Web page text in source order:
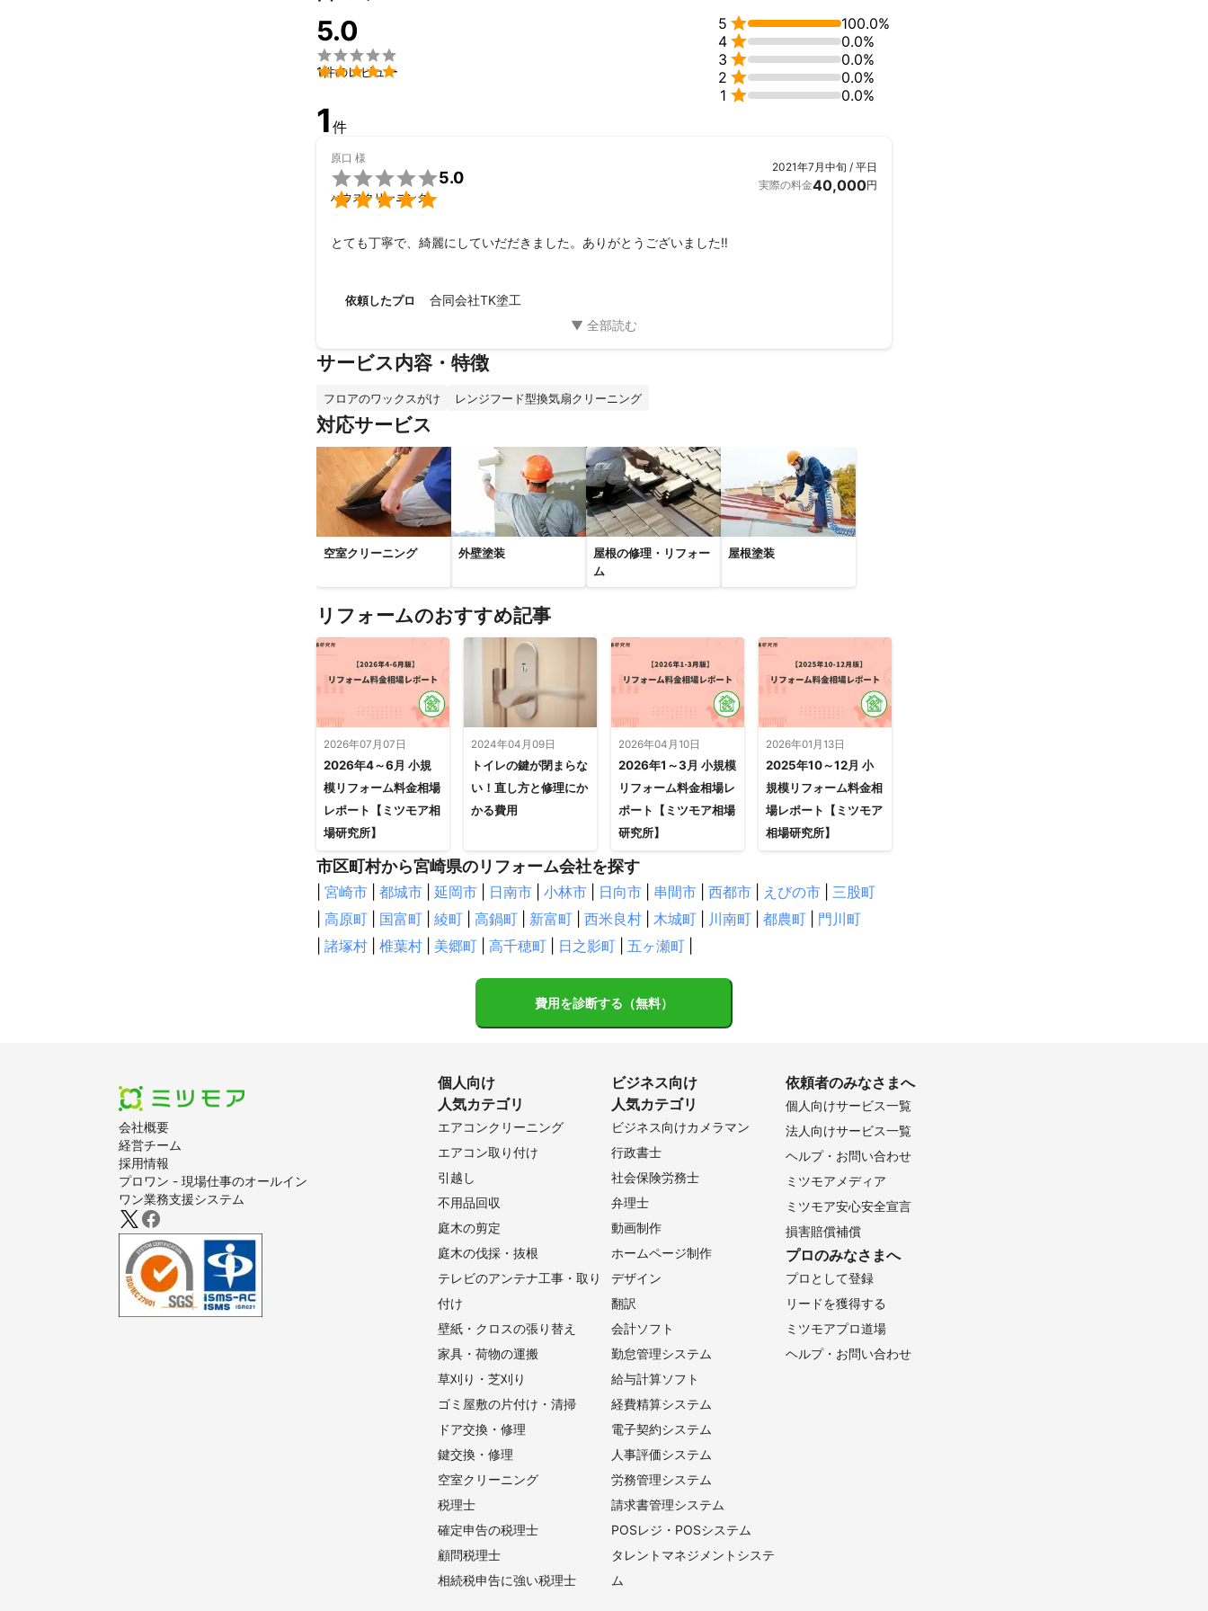
5.0


1件のレビュー
5 
100.0%
4 
0.0%
3 
0.0%
2 
0.0%
1  0.0%
1 件
原口 様


5.0
ハウスクリーニング
2021年7月中旬 / 平日
実際の料金40,000円
とても丁寧で、綺麗にしていだだきました。ありがとうございました‼️
依頼したプロ 合同会社TK塗工
サービス内容・特徴
フロアのワックスがけ レンジフード型換気扇クリーニング
対応サービス
空室クリーニング 外壁塗装
屋根の修理・リフォー
ム
屋根塗装
リフォームのおすすめ記事
2026年07月07日
2026年4～6月 小規
模リフォーム料金相場
レポート【ミツモア相
場研究所】
2024年04月09日
トイレの鍵が閉まらな
い！直し方と修理にか
かる費用
2026年04月10日
2026年1～3月 小規模
リフォーム料金相場レ
ポート【ミツモア相場
研究所】
2026年01月13日
2025年10～12月 小
規模リフォーム料金相
場レポート【ミツモア
相場研究所】
市区町村から宮崎県のリフォーム会社を探す
宮崎市 都城市 延岡市 日南市 小林市 日向市 串間市 西都市 えびの市
三股町
高原町 国富町 綾町 高鍋町 新富町 西米良村 木城町 川南町 都農町
門川町
諸塚村 椎葉村 美郷町 高千穂町 日之影町 五ヶ瀬町
費用を診断する（無料）
会社概要
経営チーム
採用情報
プロワン - 現場仕事のオールイン
ワン業務支援システム
個人向け
人気カテゴリ
エアコンクリーニング
エアコン取り付け
引越し
不用品回収
庭木の剪定
庭木の伐採・抜根
テレビのアンテナ工事・取り
付け
壁紙・クロスの張り替え
家具・荷物の運搬
草刈り・芝刈り
ゴミ屋敷の片付け・清掃
ドア交換・修理
鍵交換・修理
空室クリーニング
税理士
確定申告の税理士
顧問税理士
相続税申告に強い税理士
ビジネス向け
人気カテゴリ
ビジネス向けカメラマン
行政書士
社会保険労務士
弁理士
動画制作
ホームページ制作
デザイン
翻訳
会計ソフト
勤怠管理システム
給与計算ソフト
経費精算システム
電子契約システム
人事評価システム
労務管理システム
請求書管理システム
POSレジ・POSシステム
タレントマネジメントシステ
ム
依頼者のみなさまへ
個人向けサービス一覧
法人向けサービス一覧
ヘルプ・お問い合わせ
ミツモアメディア
ミツモア安心安全宣言
損害賠償補償
プロのみなさまへ
プロとして登録
リードを獲得する
ミツモアプロ道場
ヘルプ・お問い合わせ